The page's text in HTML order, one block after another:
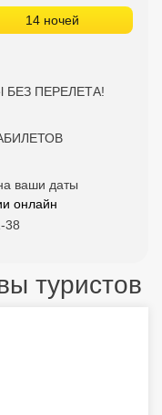
14 ночей
БЕЗ ПЕРЕЛЕТА!
ваши даты
онлайн
38
туристов